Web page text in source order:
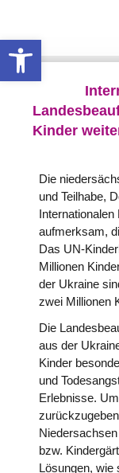
Werkzeugleiste öffnen
Kinder
Die
und Teilhabe,
Internationalen
aufmerksam,
Das UN-
Millionen
der Ukraine
zwei Millionen
Die
aus der
Kinder
und
Erlebnisse.
bzw.
Lösungen, wie